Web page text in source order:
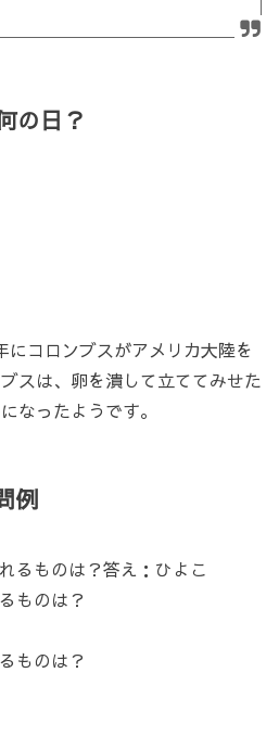
の日？
にコロンブスがアメリカ大陸を
スは、卵を潰して立ててみせた
なったようです。
例
るものは？答え：ひよこ
ものは？
ものは？